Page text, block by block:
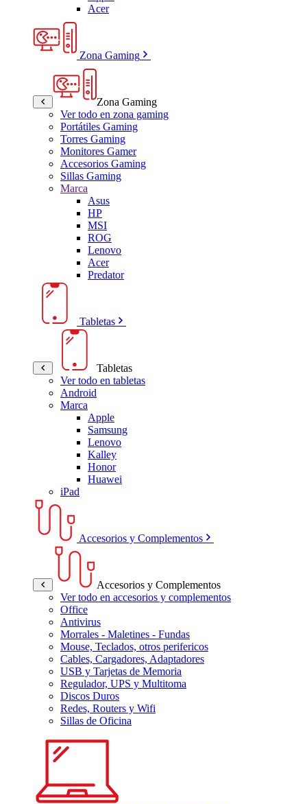
Acer
Zona Gaming
Zona Gaming
Ver todo en zona gaming
Portátiles Gaming
Torres Gaming
Monitores Gamer
Accesorios Gaming
Sillas Gaming
Marca
Asus
HP
MSI
ROG
Lenovo
Acer
Predator
Tabletas
Tabletas
Ver todo en tabletas
Android
Marca
Apple
Samsung
Lenovo
Kalley
Honor
Huawei
iPad
Accesorios y Complementos
Accesorios y Complementos
Ver todo en accesorios y complementos
Office
Antivirus
Morrales - Maletines - Fundas
Mouse, Teclados, otros perifericos
Cables, Cargadores, Adaptadores
USB y Tarjetas de Memoria
Regulador, UPS y Multitoma
Discos Duros
Redes, Routers y Wifi
Sillas de Oficina